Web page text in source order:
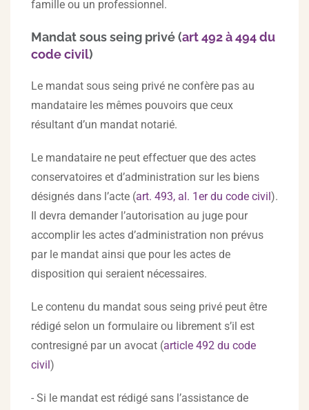
famille ou un professionnel.
Mandat sous seing privé (art 492 à 494 du
code civil)
Le mandat sous seing privé ne confère pas au
mandataire les mêmes pouvoirs que ceux
résultant d’un mandat notarié.
Le mandataire ne peut effectuer que des actes
conservatoires et d’administration sur les biens
désignés dans l’acte (art. 493, al. 1er du code civil).
Il devra demander l’autorisation au juge pour
accomplir les actes d’administration non prévus
par le mandat ainsi que pour les actes de
disposition qui seraient nécessaires.
Le contenu du mandat sous seing privé peut être
rédigé selon un formulaire ou librement s’il est
contresigné par un avocat (article 492 du code
civil)
- Si le mandat est rédigé sans l’assistance de